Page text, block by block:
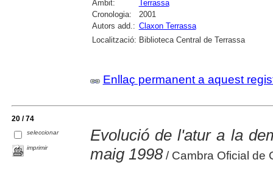
Àmbit:
Terrassa
Cronologia:
2001
Autors add.: Claxon Terrassa
Localització: Biblioteca Central de Terrassa
Enllaç permanent a aquest
20 / 74
seleccionar
imprimir
Evolució de l'atur a la
maig 1998/ Cambra Oficial de